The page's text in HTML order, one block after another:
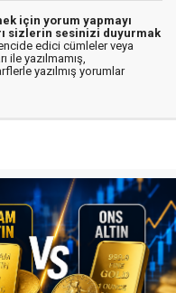
için yorum yapmayı
sizlerin sesinizi duyurmak
edici cümleler veya
ile yazılmamış,
yazılmış yorumlar